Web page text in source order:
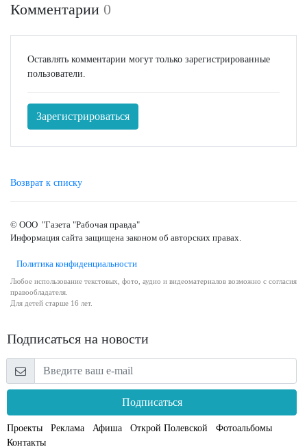
Комментарии 0
Оставлять комментарии могут только зарегистрированные
пользователи.
Зарегистрироваться
Возврат к списку
© ООО "Газета "Рабочая правда"
Информация сайта защищена законом об авторских правах.
Политика конфиденциальности
Любое использование текстовых, фото, аудио и видеоматериалов возможно с согласия
правообладателя.
Для детей старше 16 лет.
Подписаться на новости
Подписаться
Проекты Реклама Афиша Открой Полевской
Фотоальбомы
Контакты